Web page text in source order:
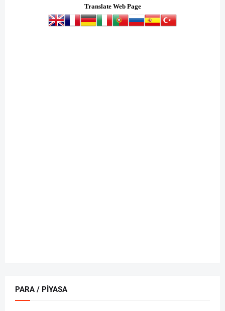
Translate Web Page
PARA / PİYASA